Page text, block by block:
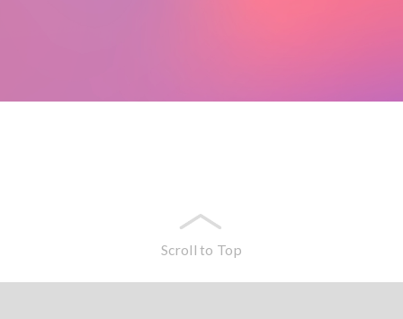
Scroll to Top